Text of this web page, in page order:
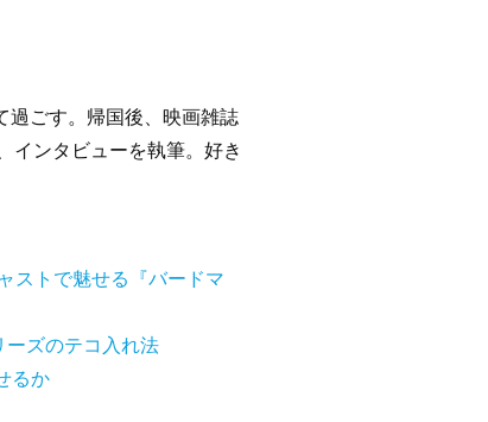
過ごす。帰国後、映画雑誌
インタビューを執筆。好き
ストで魅せる『バードマ
ーズのテコ入れ法
るか